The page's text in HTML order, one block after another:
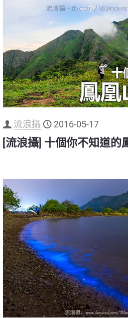
流浪攝 2016-05-17
[流浪攝] 十個你不知道的